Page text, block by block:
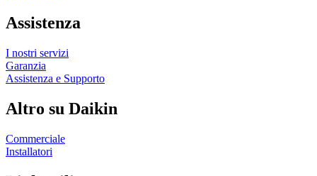
Assistenza
I nostri servizi
Garanzia
Assistenza e Supporto
Altro su Daikin
Commerciale
Installatori